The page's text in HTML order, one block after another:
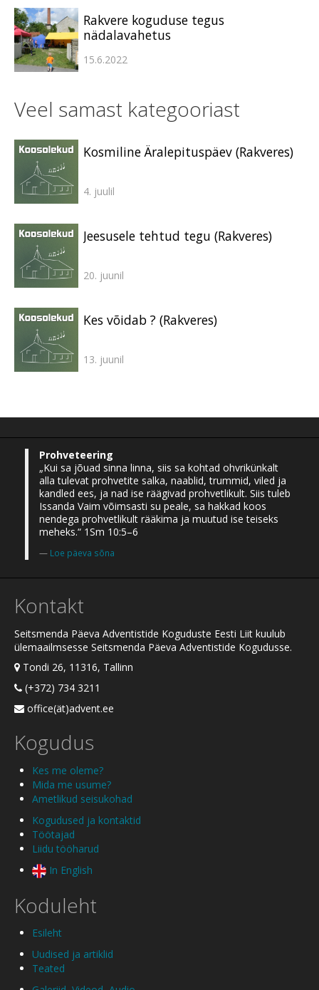
Rakvere koguduse tegus
nädalavahetus
15.6.2022
Veel samast kategooriast
Kosmiline Äralepituspäev (Rakveres)
4. juulil
Jeesusele tehtud tegu (Rakveres)
20. juunil
Kes võidab ? (Rakveres)
13. juunil
Prohveteering
„Kui sa jõuad sinna linna, siis sa kohtad ohvrikünkalt
alla tulevat prohvetite salka, naablid, trummid, viled ja
kandled ees, ja nad ise räägivad prohvetlikult. Siis tuleb
Issanda Vaim võimsasti su peale, sa hakkad koos
nendega prohvetlikult rääkima ja muutud ise teiseks
meheks.“ 1Sm 10:5–6
Loe päeva sõna
Kontakt
Seitsmenda Päeva Adventistide Koguduste Eesti Liit kuulub
ülemaailmsesse Seitsmenda Päeva Adventistide Kogudusse.
Tondi 26, 11316, Tallinn
(+372) 734 3211
office(ät)advent.ee
Kogudus
Kes me oleme?
Mida me usume?
Ametlikud seisukohad
Kogudused ja kontaktid
Töötajad
Liidu tööharud
In English
Koduleht
Esileht
Uudised ja artiklid
Teated